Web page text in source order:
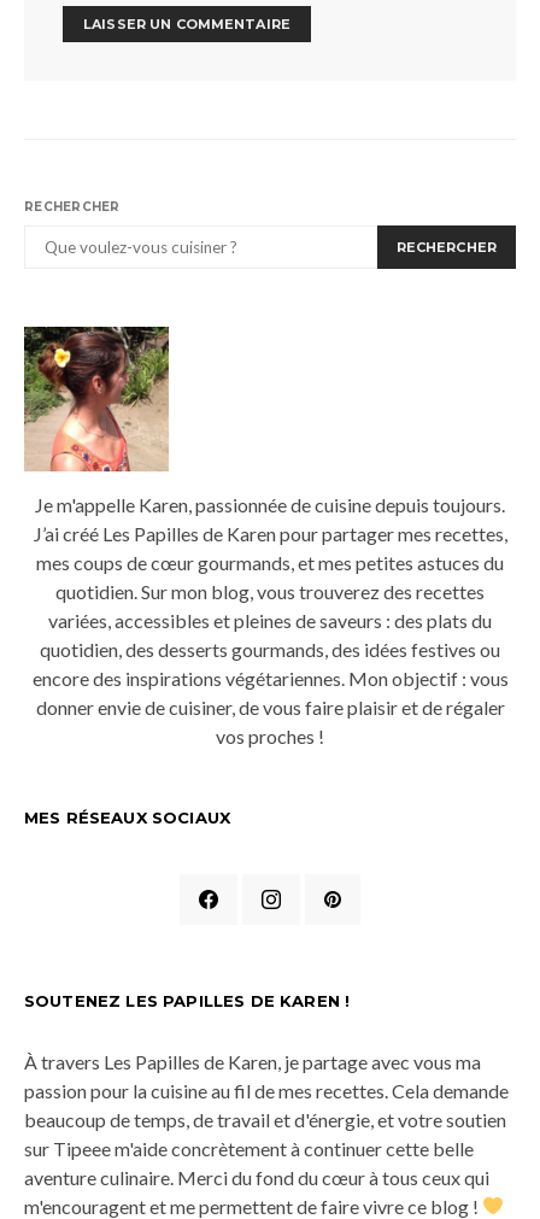
RECHERCHER
RECHERCHER
Je m'appelle Karen, passionnée de cuisine depuis toujours.
J’ai créé Les Papilles de Karen pour partager mes recettes,
mes coups de cœur gourmands, et mes petites astuces du
quotidien. Sur mon blog, vous trouverez des recettes
variées, accessibles et pleines de saveurs : des plats du
quotidien, des desserts gourmands, des idées festives ou
encore des inspirations végétariennes. Mon objectif : vous
donner envie de cuisiner, de vous faire plaisir et de régaler
vos proches !
MES RÉSEAUX SOCIAUX
SOUTENEZ LES PAPILLES DE KAREN !
À travers Les Papilles de Karen, je partage avec vous ma
passion pour la cuisine au fil de mes recettes. Cela demande
beaucoup de temps, de travail et d'énergie, et votre soutien
sur Tipeee m'aide concrètement à continuer cette belle
aventure culinaire. Merci du fond du cœur à tous ceux qui
m'encouragent et me permettent de faire vivre ce blog !